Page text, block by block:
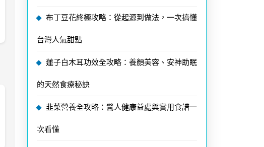
布丁豆花終極攻略：從起源到做法，一次搞懂
台灣人氣甜點
蓮子白木耳功效全攻略：養顏美容、安神助眠
的天然食療秘訣
韭菜營養全攻略：驚人健康益處與實用食譜一
次看懂